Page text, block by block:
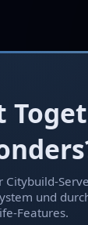
Citybuild-
und
Features.